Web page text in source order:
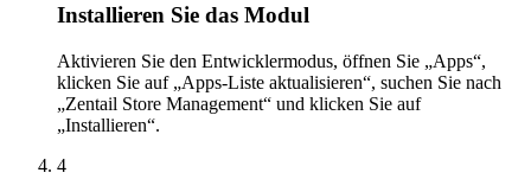
Installieren Sie das Modul
Aktivieren Sie den Entwicklermodus, öffnen Sie „Apps“,
klicken Sie auf „Apps-Liste aktualisieren“, suchen Sie nach
„Zentail Store Management“ und klicken Sie auf
„Installieren“.
4